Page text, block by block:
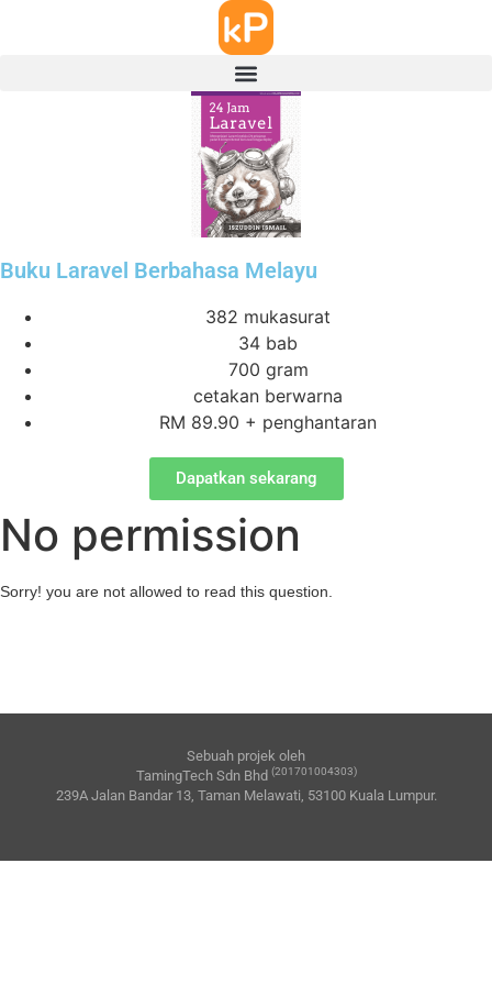
Buku Laravel Berbahasa Melayu
382 mukasurat
34 bab
700 gram
cetakan berwarna
RM 89.90 + penghantaran
Dapatkan sekarang
No permission
Sorry! you are not allowed to read this question.
Sebuah projek oleh
TamingTech Sdn Bhd (201701004303)
239A Jalan Bandar 13, Taman Melawati, 53100 Kuala Lumpur.